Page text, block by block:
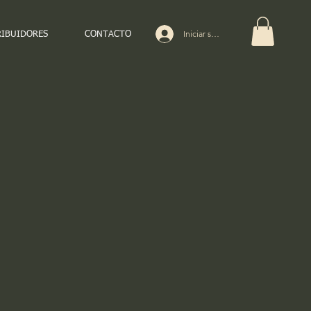
CONTACTO Iniciar sesión